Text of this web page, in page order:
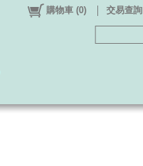
購物車 (0) 交易查詢